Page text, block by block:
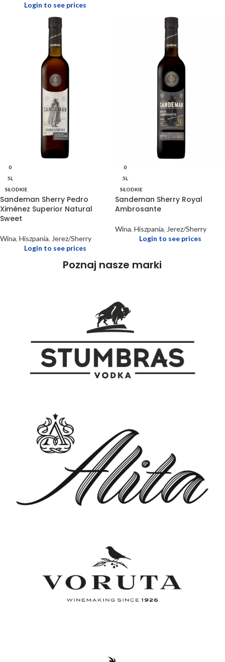
Login to see prices
0
5L
SŁODKIE
Sandeman Sherry Pedro
Ximénez Superior Natural
Sweet
Wina, Hiszpania, Jerez/Sherry
Login to see prices
0
5L
SŁODKIE
Sandeman Sherry Royal
Ambrosante
Wina, Hiszpania, Jerez/Sherry
Login to see prices
Poznaj nasze marki